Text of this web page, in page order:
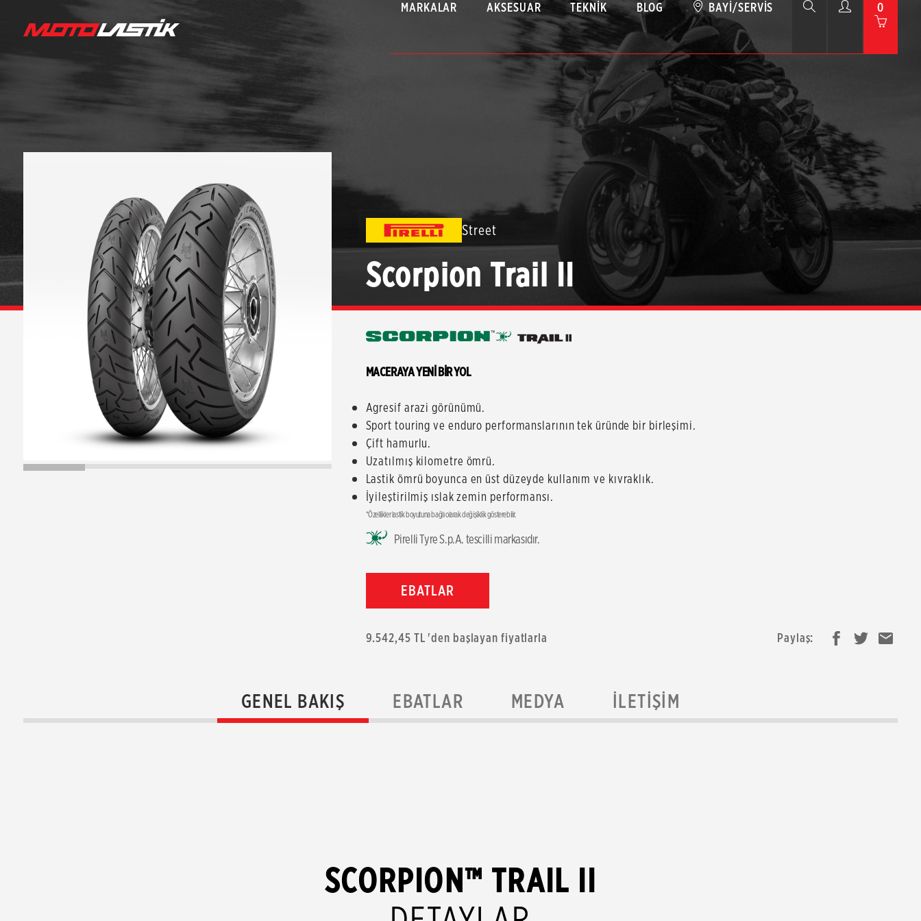
MARKALAR AKSESUAR TEKNIK BLOG BAYI/SERVIS 0
Street
Scorpion Trail II
MACERAYA YENİ BİR YOL
Agresif arazi görünümü.
Sport touring ve enduro performanslarının tek üründe bir birleşimi.
Çift hamurlu.
Uzatılmış kilometre ömrü.
Lastik ömrü boyunca en üst düzeyde kullanım ve kıvraklık.
İyileştirilmiş ıslak zemin performansı.
*Özellikler lastik boyutuna bağlı olarak değişiklik gösterebilir.
Pirelli Tyre S.p.A. tescilli markasıdır.
EBATLAR
9.542,45 TL 'den başlayan fiyatlarla Paylaş:
GENEL BAKIŞ EBATLAR MEDYA İLETIŞIM
SCORPION™ TRAIL II